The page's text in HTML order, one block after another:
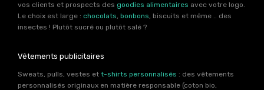
vos clients et prospects des goodies alimentaires avec votre logo.
Le choix est large : chocolats, bonbons, biscuits et même .. des
insectes ! Plutôt sucré ou plutôt salé ?
Vêtements publicitaires
Sweats, pulls, vestes et t-shirts personnalisés : des vêtements
personnalisés originaux en matière responsable (coton bio,